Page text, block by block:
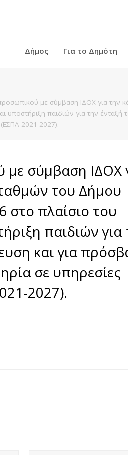
Δήμος Για το Δημότη
με σύμβαση ΙΔΟΧ για την
παιδιών για την ένταξή
2021-2027).
σύμβαση ΙΔΟΧ
του Δήμου
στο πλαίσιο του
παιδιών για
και για
σε υπηρεσίες
2027).